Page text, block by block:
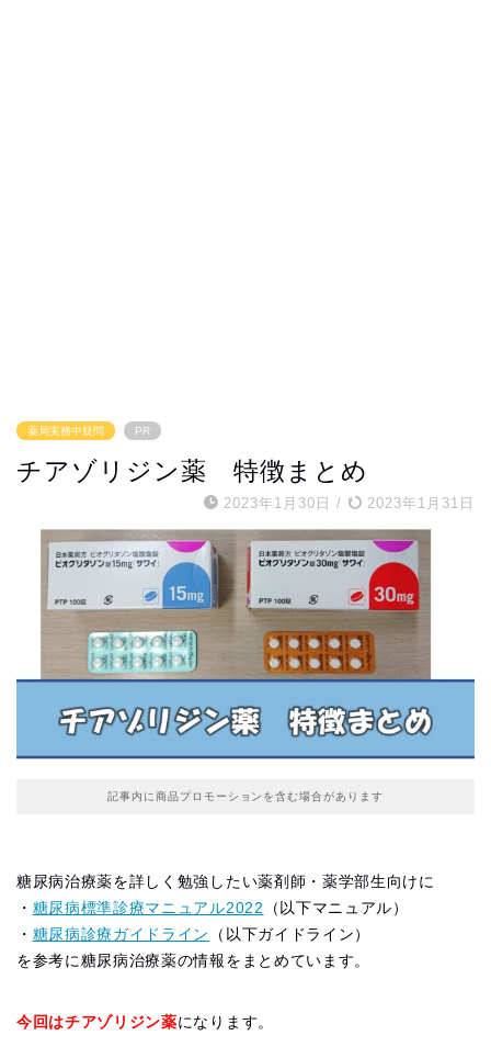
薬局実務中疑問 PR
チアゾリジン薬 特徴まとめ
2023年1月30日 / 2023年1月31日
記事内に商品プロモーションを含む場合があります
糖尿病治療薬を詳しく勉強したい薬剤師・薬学部生向けに
・ 糖尿病標準診療マニュアル2022
（以下マニュアル）
・ 糖尿病診療ガイドライン
（以下ガイドライン）
を参考に糖尿病治療薬の情報をまとめています。
今回はチアゾリジン薬になります。